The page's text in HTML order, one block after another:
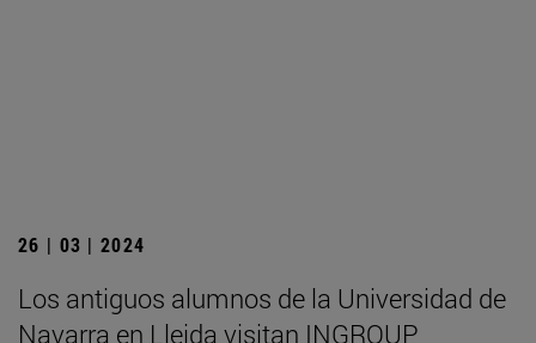
26 | 03 | 2024
Los antiguos alumnos de la Universidad de
Navarra en Lleida visitan INGROUP